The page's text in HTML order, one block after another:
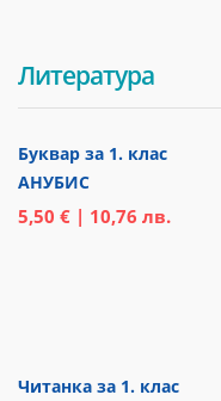
Литература
Буквар за 1. клас
АНУБИС
5,50 € | 10,76 лв.
Читанка за 1. клас